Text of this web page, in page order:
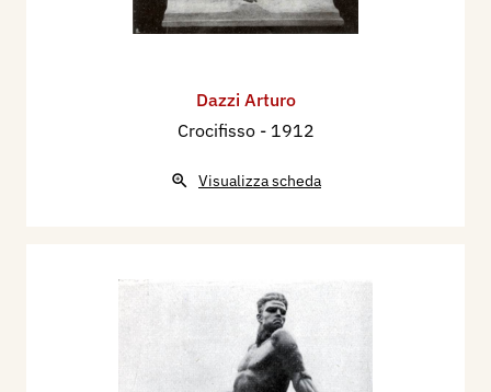
Dazzi Arturo
Crocifisso - 1912
Visualizza scheda